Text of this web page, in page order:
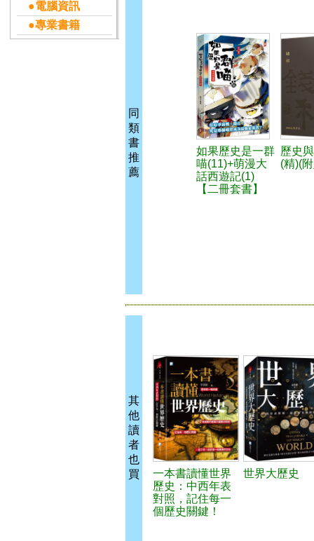
●電腦資訊
●專業書籍
同
類
書
推
薦
如果歷史是一群
喵(11)+萌漫大
話西遊記(1)
【二冊套書】
歷史
(精)(
其
他
讀
者
也
買
一本書讀懂世界
歷史：中西年表
對照，記住每一
個歷史關鍵！
世界大歷史